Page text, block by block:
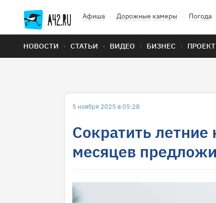
Афиша Дорожные камеры Погода
НОВОСТИ СТАТЬИ ВИДЕО БИЗНЕС
5 ноября 2025 в 05:28
Сократить
месяцев